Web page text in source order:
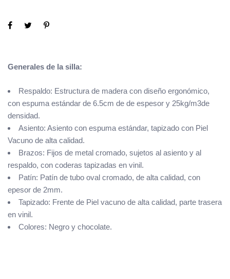
Generales de la silla:
Respaldo: Estructura de madera con diseño ergonómico,
con espuma estándar de 6.5cm de de espesor y 25kg/m3de
densidad.
Asiento: Asiento con espuma estándar, tapizado con Piel
Vacuno de alta calidad.
Brazos: Fijos de metal cromado, sujetos al asiento y al
respaldo, con coderas tapizadas en vinil.
Patín: Patín de tubo oval cromado, de alta calidad, con
epesor de 2mm.
Tapizado: Frente de Piel vacuno de alta calidad, parte trasera
en vinil.
Colores: Negro y chocolate.